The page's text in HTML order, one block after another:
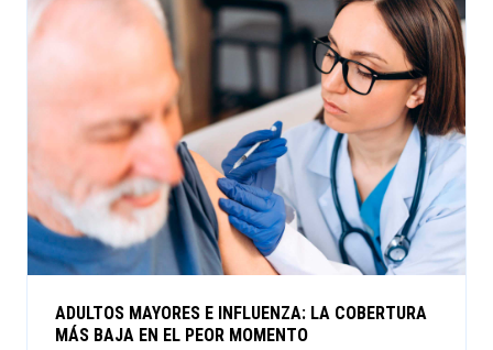
ADULTOS MAYORES E INFLUENZA: LA COBERTURA
MÁS BAJA EN EL PEOR MOMENTO